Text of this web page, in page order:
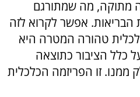
מתוקה, מה שמתורגם
אפשר לקרוא לזה
כלכלית טהורה המטרה היא
כלל הציבור כתוצאה
זו הפריזמה הכלכלית